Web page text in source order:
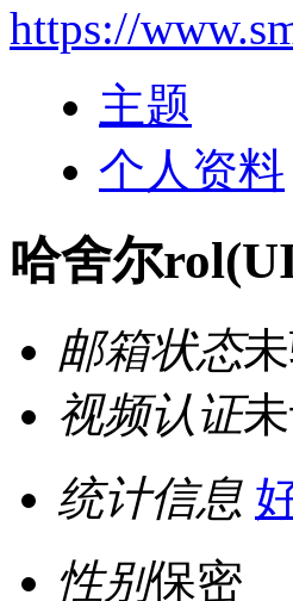
https://
主题
个人资料
哈舍尔rol
邮箱状态
视频认证
统计信息
性别保密